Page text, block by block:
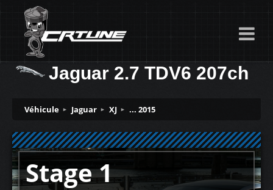
Jaguar 2.7 TDV6 207ch
Véhicule Jaguar XJ ... 2015
Stage 1